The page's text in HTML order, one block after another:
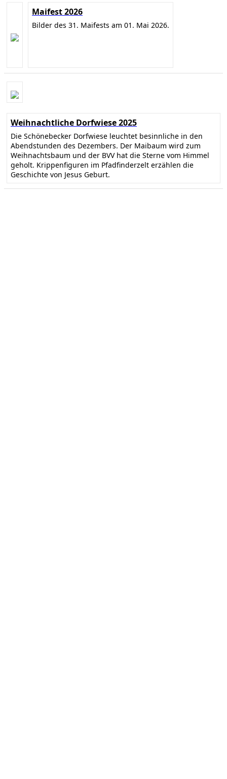
Maifest 2026
Bilder des 31. Maifests am 01. Mai 2026.
Weihnachtliche Dorfwiese 2025
Die Schönebecker Dorfwiese leuchtet besinnliche in den
Abendstunden des Dezembers. Der Maibaum wird zum
Weihnachtsbaum und der BVV hat die Sterne vom Himmel
geholt. Krippenfiguren im Pfadfinderzelt erzählen die
Geschichte von Jesus Geburt.